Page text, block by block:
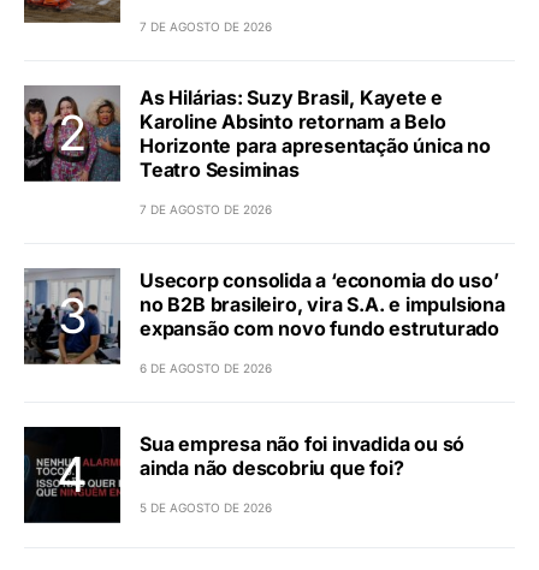
7 DE AGOSTO DE 2026
As Hilárias: Suzy Brasil, Kayete e
Karoline Absinto retornam a Belo
Horizonte para apresentação única no
Teatro Sesiminas
7 DE AGOSTO DE 2026
Usecorp consolida a ‘economia do uso’
no B2B brasileiro, vira S.A. e impulsiona
expansão com novo fundo estruturado
6 DE AGOSTO DE 2026
Sua empresa não foi invadida ou só
ainda não descobriu que foi?
5 DE AGOSTO DE 2026